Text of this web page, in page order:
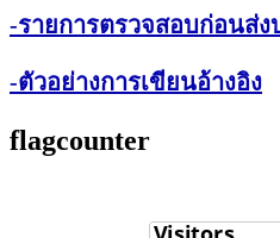
-รายการตรวจสอบก่อนส่ง
-ตัวอย่างการเขียนอ้างอิง
flagcounter